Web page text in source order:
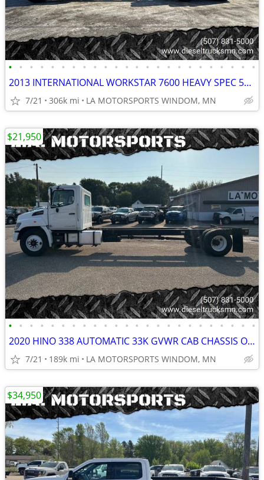
• • • • • • • • • • • • • • • • • • • • • • • •
2013 INTERNATIONAL WORKSTAR 7600 HEAVY SPEC 58K GVWR FULL LOCKERS
7/21 306k mi LA MOTORSPORTS WINDOM, MN
• • • • • • • • • • • • • • • • • • • • • • • •
2020 HINO 338 AUTOMATIC 33K GVWR CAB CHASSIS ONE OWNER EXCELLENT COND
7/21 189k mi LA MOTORSPORTS WINDOM, MN
$21,950
$34,950